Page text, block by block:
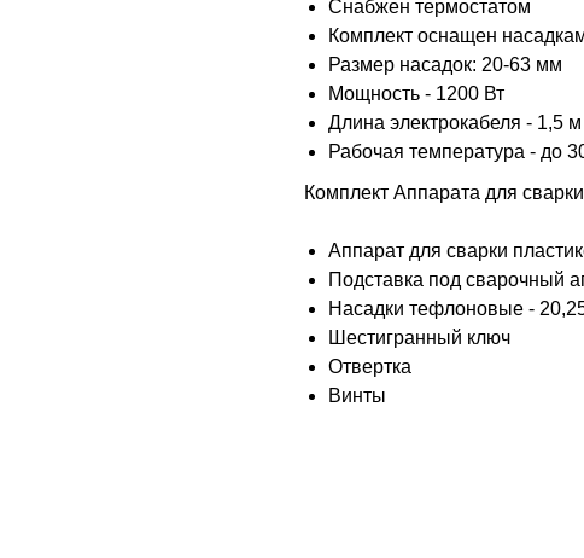
Снабжен термостатом
Комплект оснащен
Размер насадок: 20-63 мм
Мощность - 1200 Вт
Длина электрокабеля - 1,5 м
Рабочая температура - до
Комплект Аппарата для
Аппарат для сварки
Подставка под сварочный
Насадки тефлоновые -
Шестигранный ключ
Отвертка
Винты